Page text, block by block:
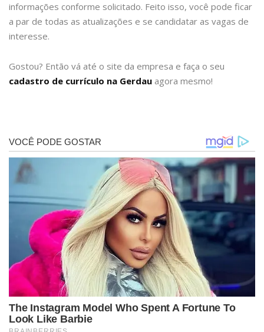
informações conforme solicitado. Feito isso, você pode ficar
a par de todas as atualizações e se candidatar as vagas de
interesse.
Gostou? Então vá até o site da empresa e faça o seu
cadastro de currículo na Gerdau agora mesmo!